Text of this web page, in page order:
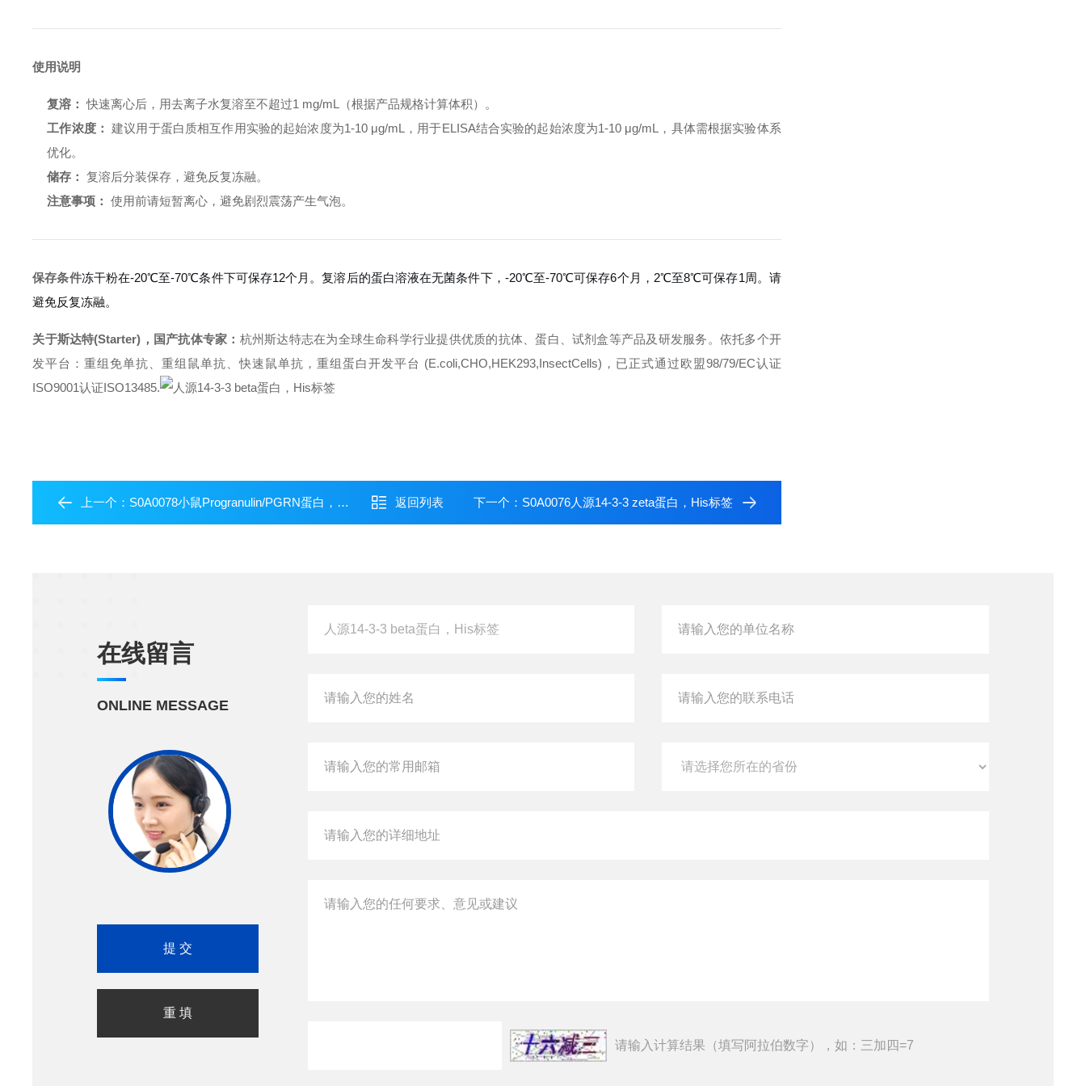
使用说明
复溶： 快速离心后，用去离子水复溶至不超过1 mg/mL（根据产品规格计算体积）。
工作浓度： 建议用于蛋白质相互作用实验的起始浓度为1-10 μg/mL，用于ELISA结合实验的起始浓度为1-10 μg/mL，具体需根据实验体系
优化。
储存： 复溶后分装保存，避免反复冻融。
注意事项： 使用前请短暂离心，避免剧烈震荡产生气泡。
保存条件冻干粉在-20℃至-70℃条件下可保存12个月。复溶后的蛋白溶液在无菌条件下，-20℃至-70℃可保存6个月，2℃至8℃可保存1周。请
避免反复冻融。
关于斯达特(Starter)，国产抗体专家： 杭州斯达特志在为全球生命科学行业提供优质的抗体、蛋白、试剂盒等产品及研发服务。依托多个开
发平台：重组免单抗、重组鼠单抗、快速鼠单抗，重组蛋白开发平台 (E.coli,CHO,HEK293,InsectCells)，已正式通过欧盟98/79/EC认证
ISO9001认证ISO13485.
上一个： S0A0078小鼠Progranulin/PGRN蛋白，His标签 返回列表 下一个： S0A0076人源14-3-3 zeta蛋白，His标签
在线留言
ONLINE MESSAGE
请输入计算结果（填写阿拉伯数字），如：三加四=7